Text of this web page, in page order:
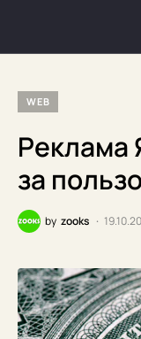
WEB
Реклама
за
by zooks